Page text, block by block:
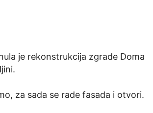
je rekonstrukcija zgrade Doma
za sada se rade fasada i otvori.